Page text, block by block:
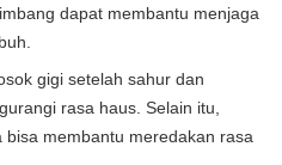
dapat membantu menjaga
gigi setelah sahur dan
rasa haus. Selain itu,
membantu meredakan rasa